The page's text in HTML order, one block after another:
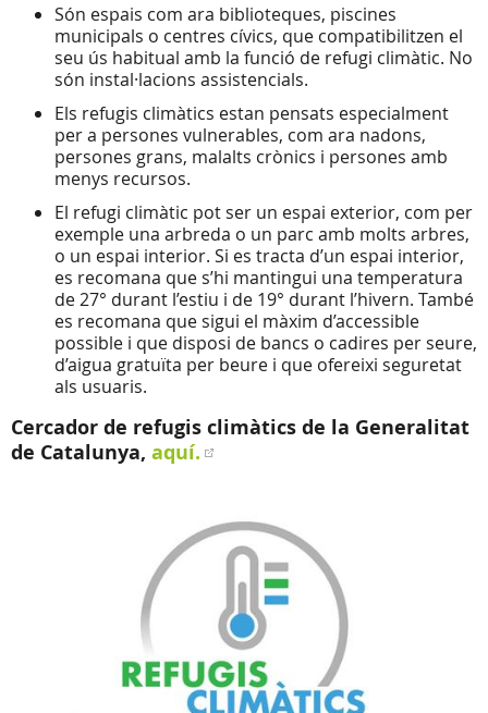
Són espais com ara biblioteques, piscines
municipals o centres cívics, que compatibilitzen el
seu ús habitual amb la funció de refugi climàtic. No
són instal·lacions assistencials.
Els refugis climàtics estan pensats especialment
per a persones vulnerables, com ara nadons,
persones grans, malalts crònics i persones amb
menys recursos.
El refugi climàtic pot ser un espai exterior, com per
exemple una arbreda o un parc amb molts arbres,
o un espai interior. Si es tracta d’un espai interior,
es recomana que s’hi mantingui una temperatura
de 27° durant l’estiu i de 19° durant l’hivern. També
es recomana que sigui el màxim d’accessible
possible i que disposi de bancs o cadires per seure,
d’aigua gratuïta per beure i que ofereixi seguretat
als usuaris.
Cercador de refugis climàtics de la Generalitat
de Catalunya, aquí.